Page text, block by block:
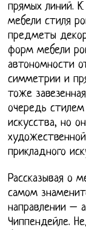
прямых линий.
мебели стиля
предметы
форм мебели
автономности
симметрии и
тоже
очередь стилем
искусства, но
прикладного
Рассказывая о
самом
направлении –
Чиппендейле.